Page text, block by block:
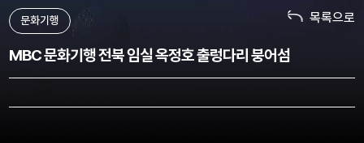
문화기행
MBC 문화기행 전북 임실 옥정호 출렁다리 붕어섬
목록으로